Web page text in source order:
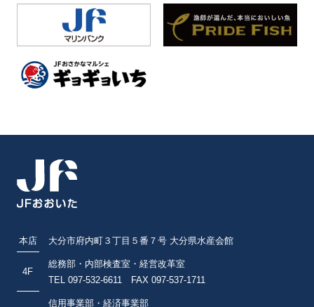
本店 大分市府内町３丁目５番７号 大分県水産会館
4F
総務部・内部検査室・経営改革室
TEL 097-532-6611 FAX 097-537-1711
信用事業部・経済事業部